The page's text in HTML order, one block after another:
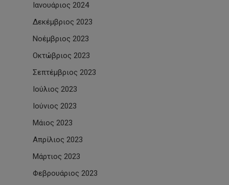
Ιανουάριος 2024
Δεκέμβριος 2023
Νοέμβριος 2023
Οκτώβριος 2023
Σεπτέμβριος 2023
Ιούλιος 2023
Ιούνιος 2023
Μάιος 2023
Απρίλιος 2023
Μάρτιος 2023
Φεβρουάριος 2023